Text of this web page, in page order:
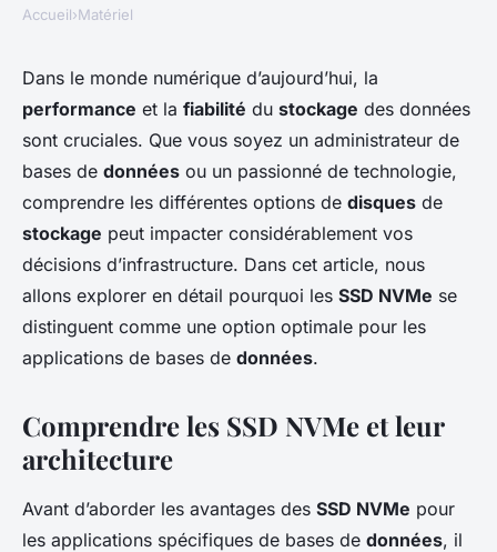
Quels sont les avantages
d'utiliser des SSD NVMe pour
les applications de bases de
données?
Lorenzo•17 septembre 2024•8 min de lecture
Accueil›Matériel
Dans le monde numérique d’aujourd’hui, la
performance et la fiabilité du stockage des données
sont cruciales. Que vous soyez un administrateur de
bases de données ou un passionné de technologie,
comprendre les différentes options de disques de
stockage peut impacter considérablement vos
décisions d’infrastructure. Dans cet article, nous
allons explorer en détail pourquoi les SSD NVMe se
distinguent comme une option optimale pour les
applications de bases de données.
Comprendre les SSD NVMe et leur
architecture
Avant d’aborder les avantages des SSD NVMe pour
les applications spécifiques de bases de données, il